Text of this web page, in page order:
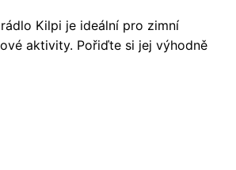
Kilpi je ideální pro zimní
aktivity. Pořiďte si jej výhodně